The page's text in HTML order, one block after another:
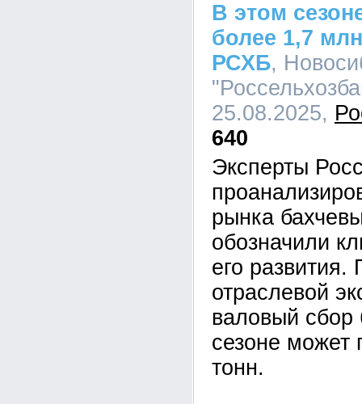
В этом
более 1,7
РСХБ,
25.08.2025,
640
Эксперты
рынка
обозначили
его
отраслевой
валовый сбор
сезоне может
тонн.